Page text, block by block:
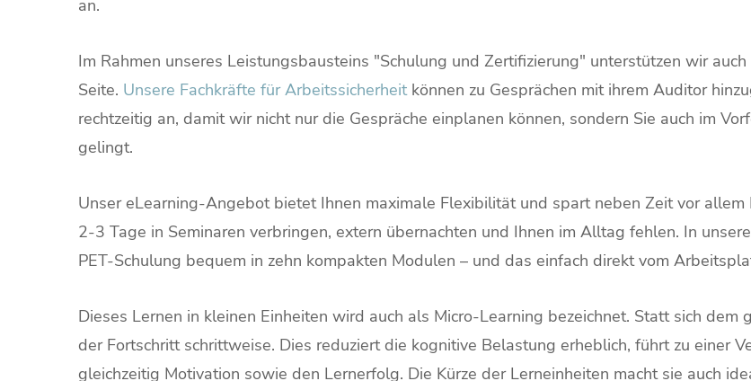
an.
Im Rahmen unseres Leistungsbausteins "Schulung und Zertifizierung" unterstützen wir
Seite. Unsere Fachkräfte für Arbeitssicherheitkönnen zu Gesprächen mit ihrem Auditor
rechtzeitig an, damit wir nicht nur die Gespräche einplanen können, sondern Sie auch im
gelingt.
Unser eLearning-Angebot bietet Ihnen maximale Flexibilität und spart neben Zeit vor
2-3 Tage in Seminaren verbringen, extern übernachten und Ihnen im Alltag fehlen. In
PET-Schulung bequem in zehn kompakten Modulen – und das einfach direkt vom
Dieses Lernen in kleinen Einheiten wird auch als Micro-Learning bezeichnet. Statt sich
der Fortschritt schrittweise. Dies reduziert die kognitive Belastung erheblich, führt zu einer
gleichzeitig Motivation sowie den Lernerfolg. Die Kürze der Lerneinheiten macht sie auch